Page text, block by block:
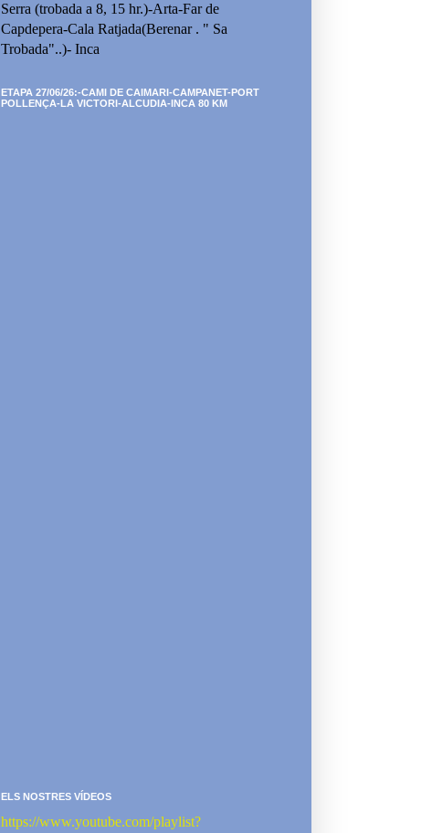
Serra (trobada a 8, 15 hr.)-Arta-Far de
Capdepera-Cala Ratjada(Berenar . " Sa
Trobada"..)- Inca
ETAPA 27/06/26:-CAMI DE CAIMARI-CAMPANET-PORT
POLLENÇA-LA VICTORI-ALCUDIA-INCA 80 KM
ELS NOSTRES VÍDEOS
https://www.youtube.com/playlist?